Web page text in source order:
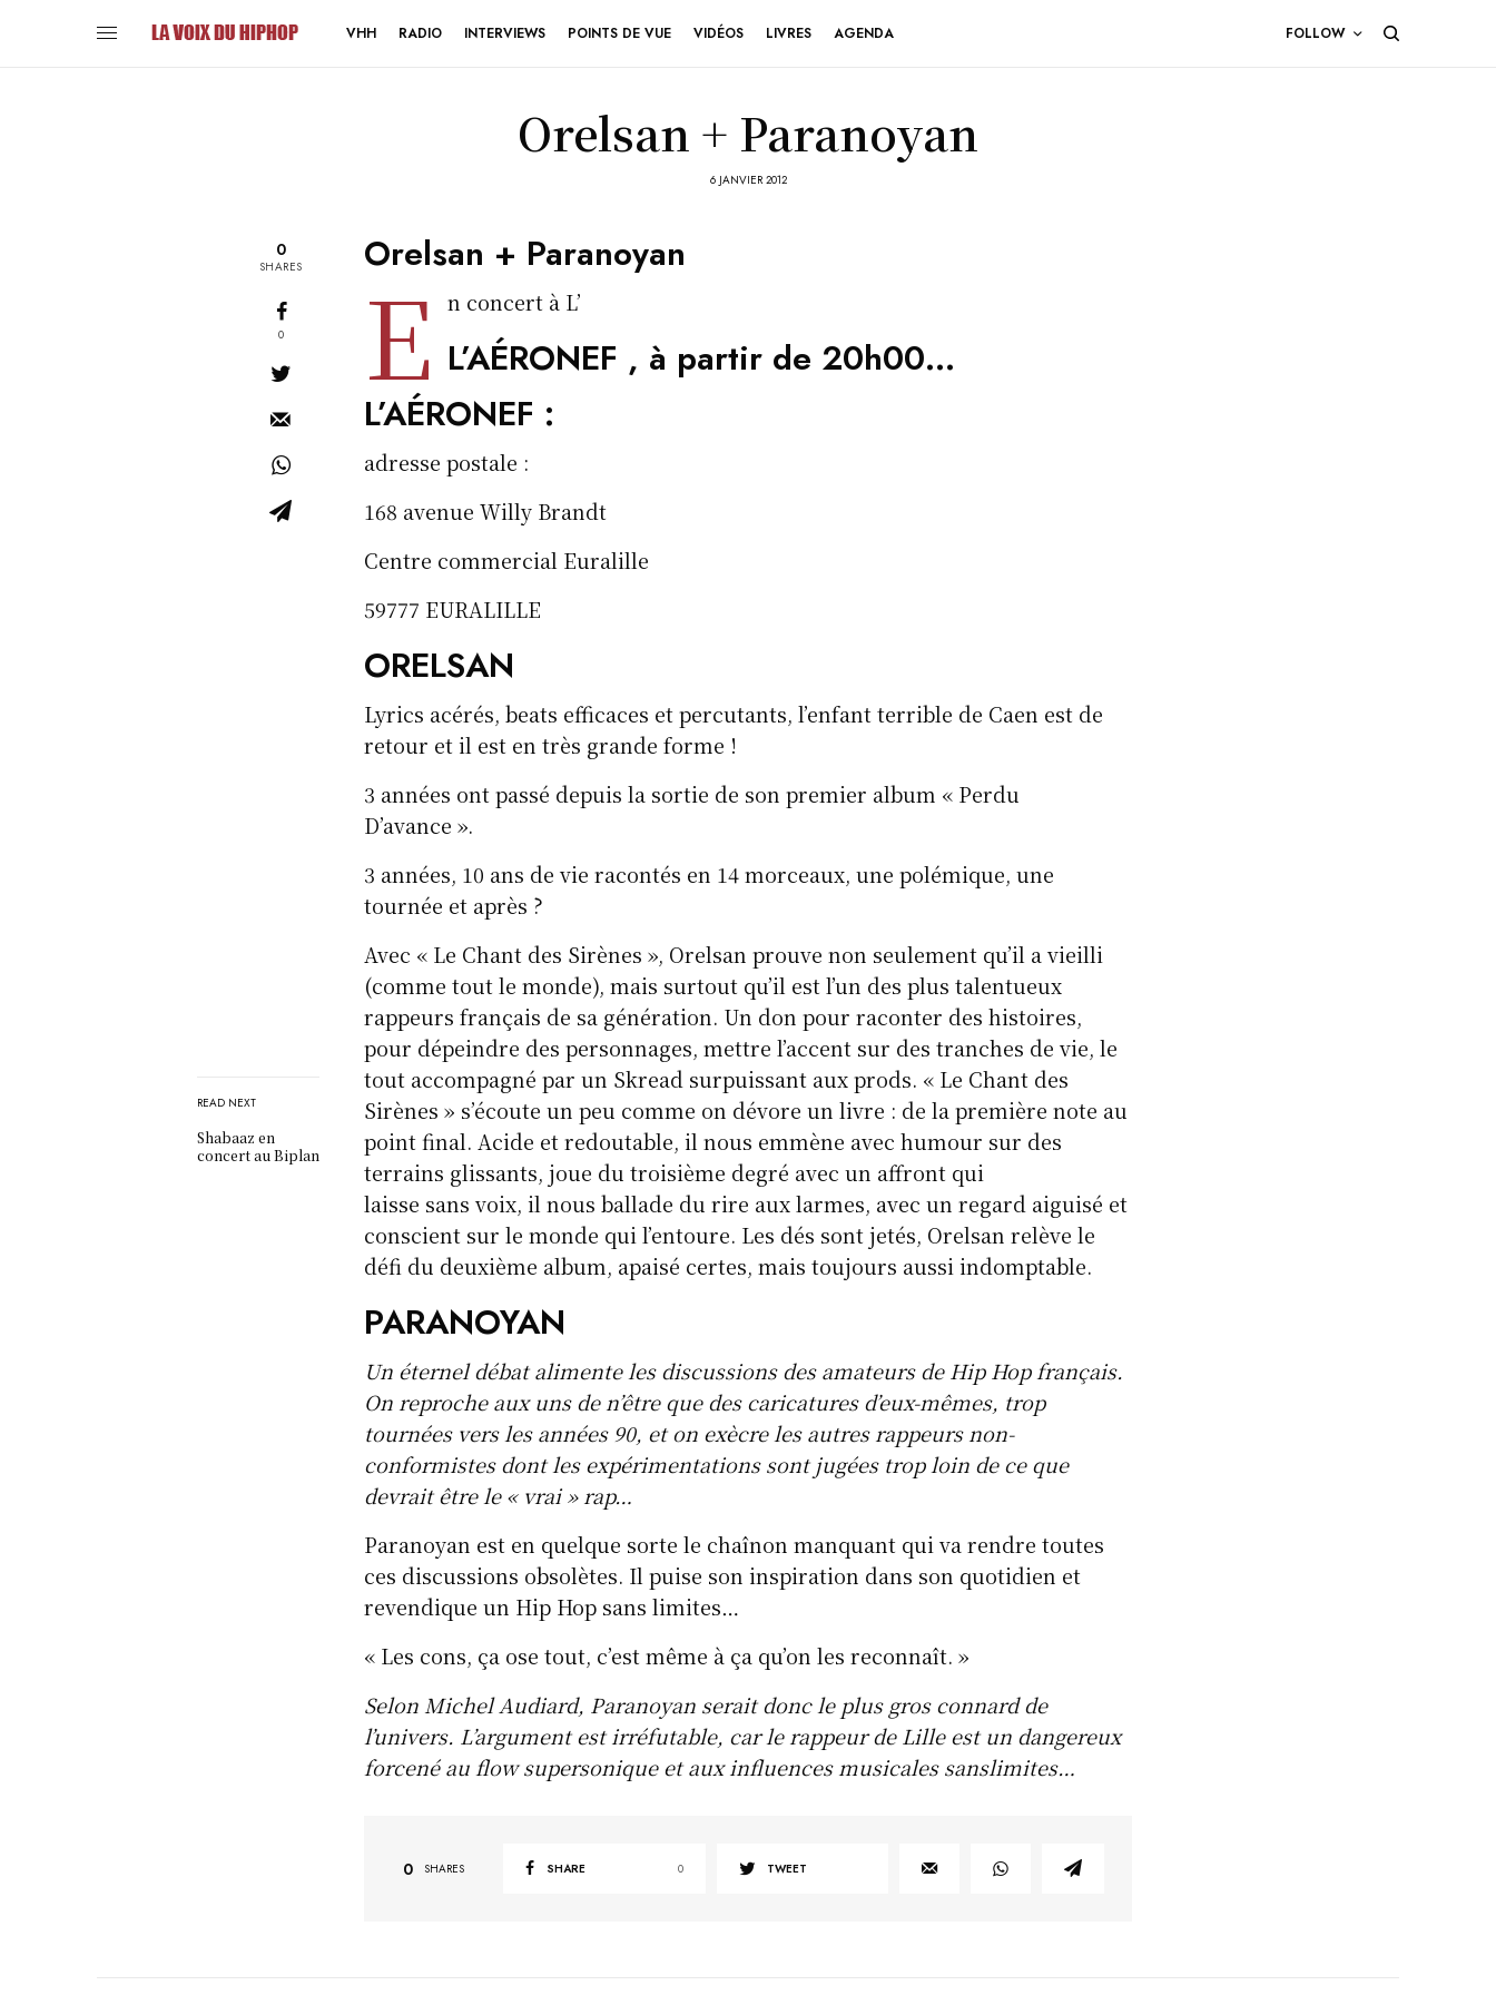
VHH RADIO INTERVIEWS POINTS DE VUE VIDÉOS LIVRES AGENDA FOLLOW
Orelsan + Paranoyan
6 JANVIER 2012
0
SHARES
0
READ NEXT
Shabaaz en
concert au Biplan
Orelsan + Paranoyan
e n concert à L’
L’AÉRONEF , à partir de 20h00…
L’AÉRONEF :
adresse postale :
168 avenue Willy Brandt
Centre commercial Euralille
59777 EURALILLE
ORELSAN
Lyrics acérés, beats efficaces et percutants, l’enfant terrible de Caen est de
retour et il est en très grande forme !
3 années ont passé depuis la sortie de son premier album « Perdu
D’avance ».
3 années, 10 ans de vie racontés en 14 morceaux, une polémique, une
tournée et après ?
Avec « Le Chant des Sirènes », Orelsan prouve non seulement qu’il a vieilli
(comme tout le monde), mais surtout qu’il est l’un des plus talentueux
rappeurs français de sa génération. Un don pour raconter des histoires,
pour dépeindre des personnages, mettre l’accent sur des tranches de vie, le
tout accompagné par un Skread surpuissant aux prods. « Le Chant des
Sirènes » s’écoute un peu comme on dévore un livre : de la première note au
point final. Acide et redoutable, il nous emmène avec humour sur des
terrains glissants, joue du troisième degré avec un affront qui
laisse sans voix, il nous ballade du rire aux larmes, avec un regard aiguisé et
conscient sur le monde qui l’entoure. Les dés sont jetés, Orelsan relève le
défi du deuxième album, apaisé certes, mais toujours aussi indomptable.
PARANOYAN
Un éternel débat alimente les discussions des amateurs de Hip Hop français.
On reproche aux uns de n’être que des caricatures d’eux-mêmes, trop
tournées vers les années 90, et on exècre les autres rappeurs non-
conformistes dont les expérimentations sont jugées trop loin de ce que
devrait être le « vrai » rap…
Paranoyan est en quelque sorte le chaînon manquant qui va rendre toutes
ces discussions obsolètes. Il puise son inspiration dans son quotidien et
revendique un Hip Hop sans limites…
« Les cons, ça ose tout, c’est même à ça qu’on les reconnaît. »
Selon Michel Audiard, Paranoyan serait donc le plus gros connard de
l’univers. L’argument est irréfutable, car le rappeur de Lille est un dangereux
forcené au flow supersonique et aux influences musicales sanslimites…
0 SHARES SHARE 0 TWEET